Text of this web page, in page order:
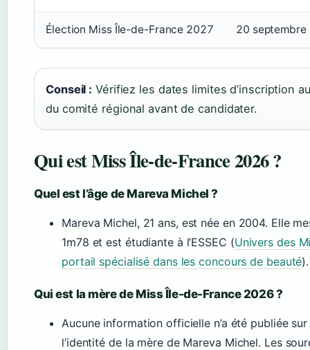
Élection Miss Île-de-France 2027 20
Conseil : Vérifiez les dates limites d’inscription
du comité régional avant de candidater.
Qui est Miss Île-de-France 2026 ?
Quel est l’âge de Mareva Michel ?
Mareva Michel, 21 ans, est née en 2004. Elle
1m78 et est étudiante à l’ESSEC (Univers des
portail spécialisé dans les concours de beauté).
Qui est la mère de Miss Île-de-France 2026 ?
Aucune information officielle n’a été publiée sur
l’identité de la mère de Mareva Michel. Les